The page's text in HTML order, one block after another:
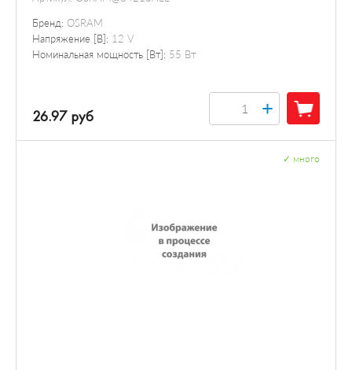
Бренд: OSRAM
Напряжение [В]: 12 V
Номинальная мощность [Вт]: 55 Вт
26.97 руб +
много